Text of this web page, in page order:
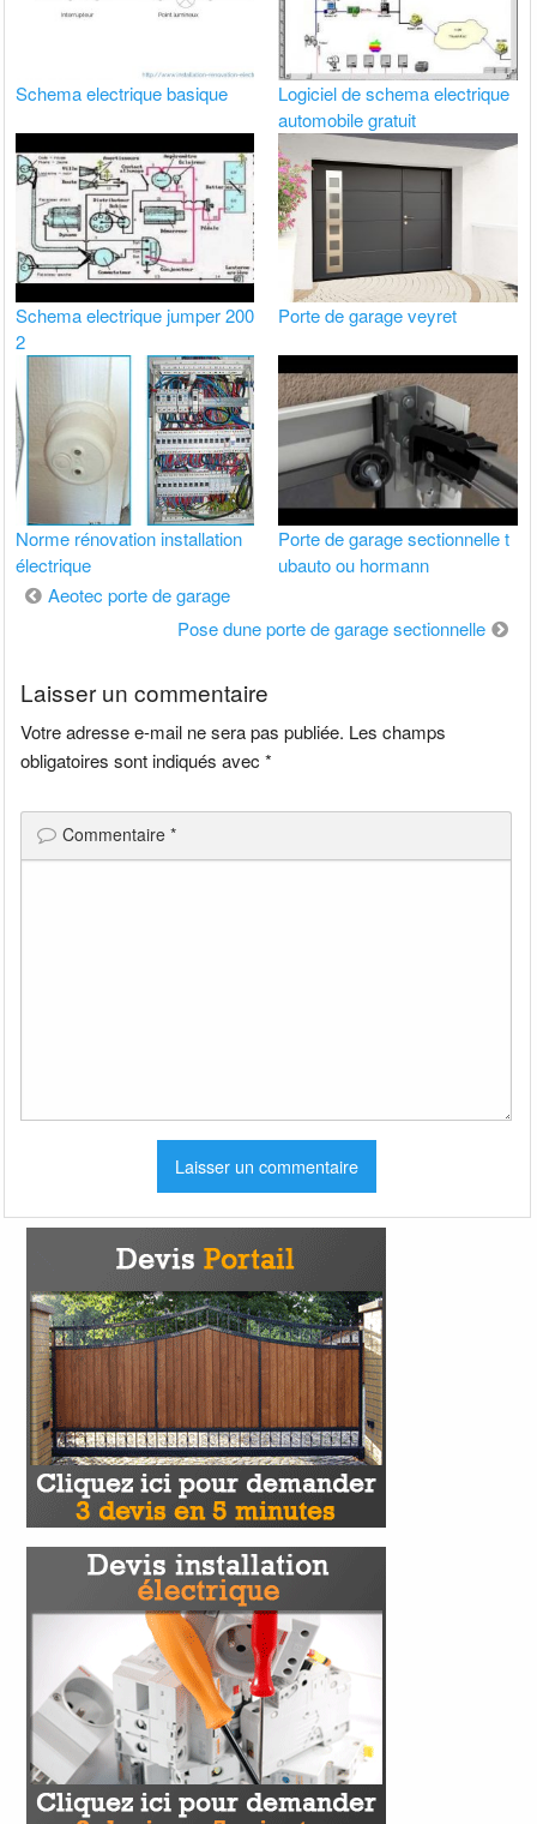
Schema electrique basique
Logiciel de schema electrique
automobile gratuit
Schema electrique jumper 200
2
Porte de garage veyret
Norme rénovation installation
électrique
Porte de garage sectionnelle t
ubauto ou hormann
Navigation
Aeotec porte de garage
Pose dune porte de garage sectionnelle
Laisser un commentaire
Votre adresse e-mail ne sera pas publiée. Les champs
obligatoires sont indiqués avec*
Commentaire*